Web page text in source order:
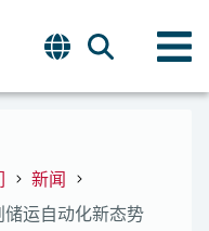
新闻
运自动化新态势